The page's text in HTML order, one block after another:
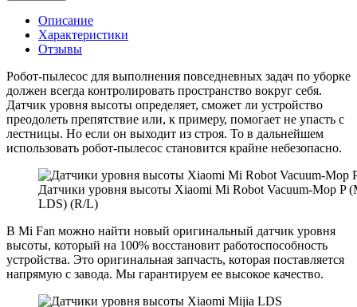
Описание
Характеристики
Отзывы
Робот-пылесос для выполнения повседневных задач по уборке
должен всегда контролировать пространство вокруг себя.
Датчик уровня высоты определяет, сможет ли устройство
преодолеть препятствие или, к примеру, помогает не упасть с
лестницы. Но если он выходит из строя. То в дальнейшем
использовать робот-пылесос становится крайне небезопасно.
Датчики уровня высоты Xiaomi Mi Robot Vacuum-Mop P
LDS) (R/L)
В Mi Fan можно найти новый оригинальный датчик уровня
высоты, который на 100% восстановит работоспособность
устройства. Это оригинальная запчасть, которая поставляется
напрямую с завода. Мы гарантируем ее высокое качество.